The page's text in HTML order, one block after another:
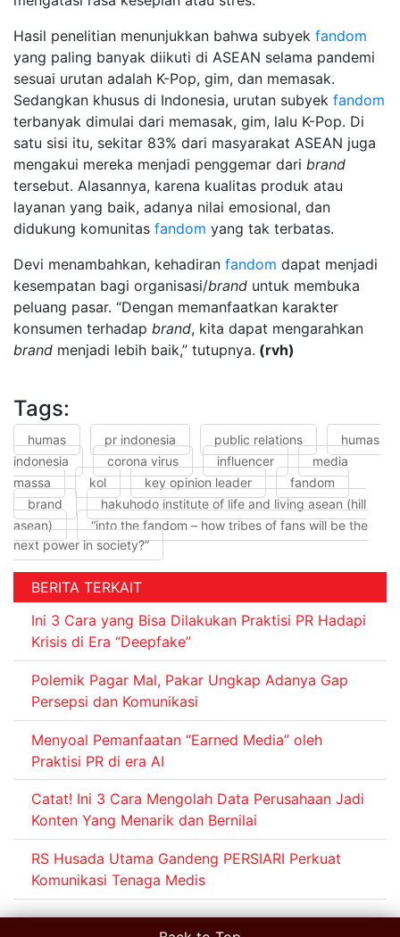
Hasil penelitian menunjukkan bahwa subyek fandom
yang paling banyak diikuti di ASEAN selama pandemi
sesuai urutan adalah K-Pop, gim, dan memasak.
Sedangkan khusus di Indonesia, urutan subyek fandom
terbanyak dimulai dari memasak, gim, lalu K-Pop. Di
satu sisi itu, sekitar 83% dari masyarakat ASEAN juga
mengakui mereka menjadi penggemar dari brand
tersebut. Alasannya, karena kualitas produk atau
layanan yang baik, adanya nilai emosional, dan
didukung komunitas fandom yang tak terbatas.
Devi menambahkan, kehadiran fandom dapat menjadi
kesempatan bagi organisasi/brand untuk membuka
peluang pasar. “Dengan memanfaatkan karakter
konsumen terhadap brand, kita dapat mengarahkan
brand menjadi lebih baik,” tutupnya. (rvh)
Tags:
humas pr indonesia public relations
humas
indonesia
corona virus influencer
media
massa
kol key opinion leader
fandom
brand
hakuhodo institute of life and living asean (hill
asean)
“into the fandom – how tribes of fans will be the
next power in society?”
BERITA TERKAIT
Ini 3 Cara yang Bisa Dilakukan Praktisi PR Hadapi
Krisis di Era “Deepfake”
Polemik Pagar Mal, Pakar Ungkap Adanya Gap
Persepsi dan Komunikasi
Menyoal Pemanfaatan “Earned Media” oleh
Praktisi PR di era AI
Catat! Ini 3 Cara Mengolah Data Perusahaan Jadi
Konten Yang Menarik dan Bernilai
RS Husada Utama Gandeng PERSIARI Perkuat
Komunikasi Tenaga Medis